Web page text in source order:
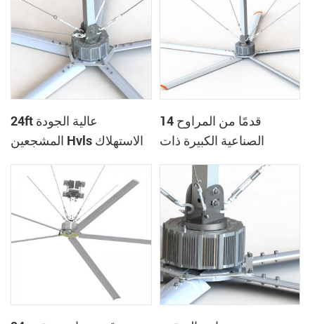
24ft عالية الجودة
المشجعين Hvls الاستهلاك
14 قدمًا من المراوح
الصناعية الكبيرة ذات
حجم الهواء